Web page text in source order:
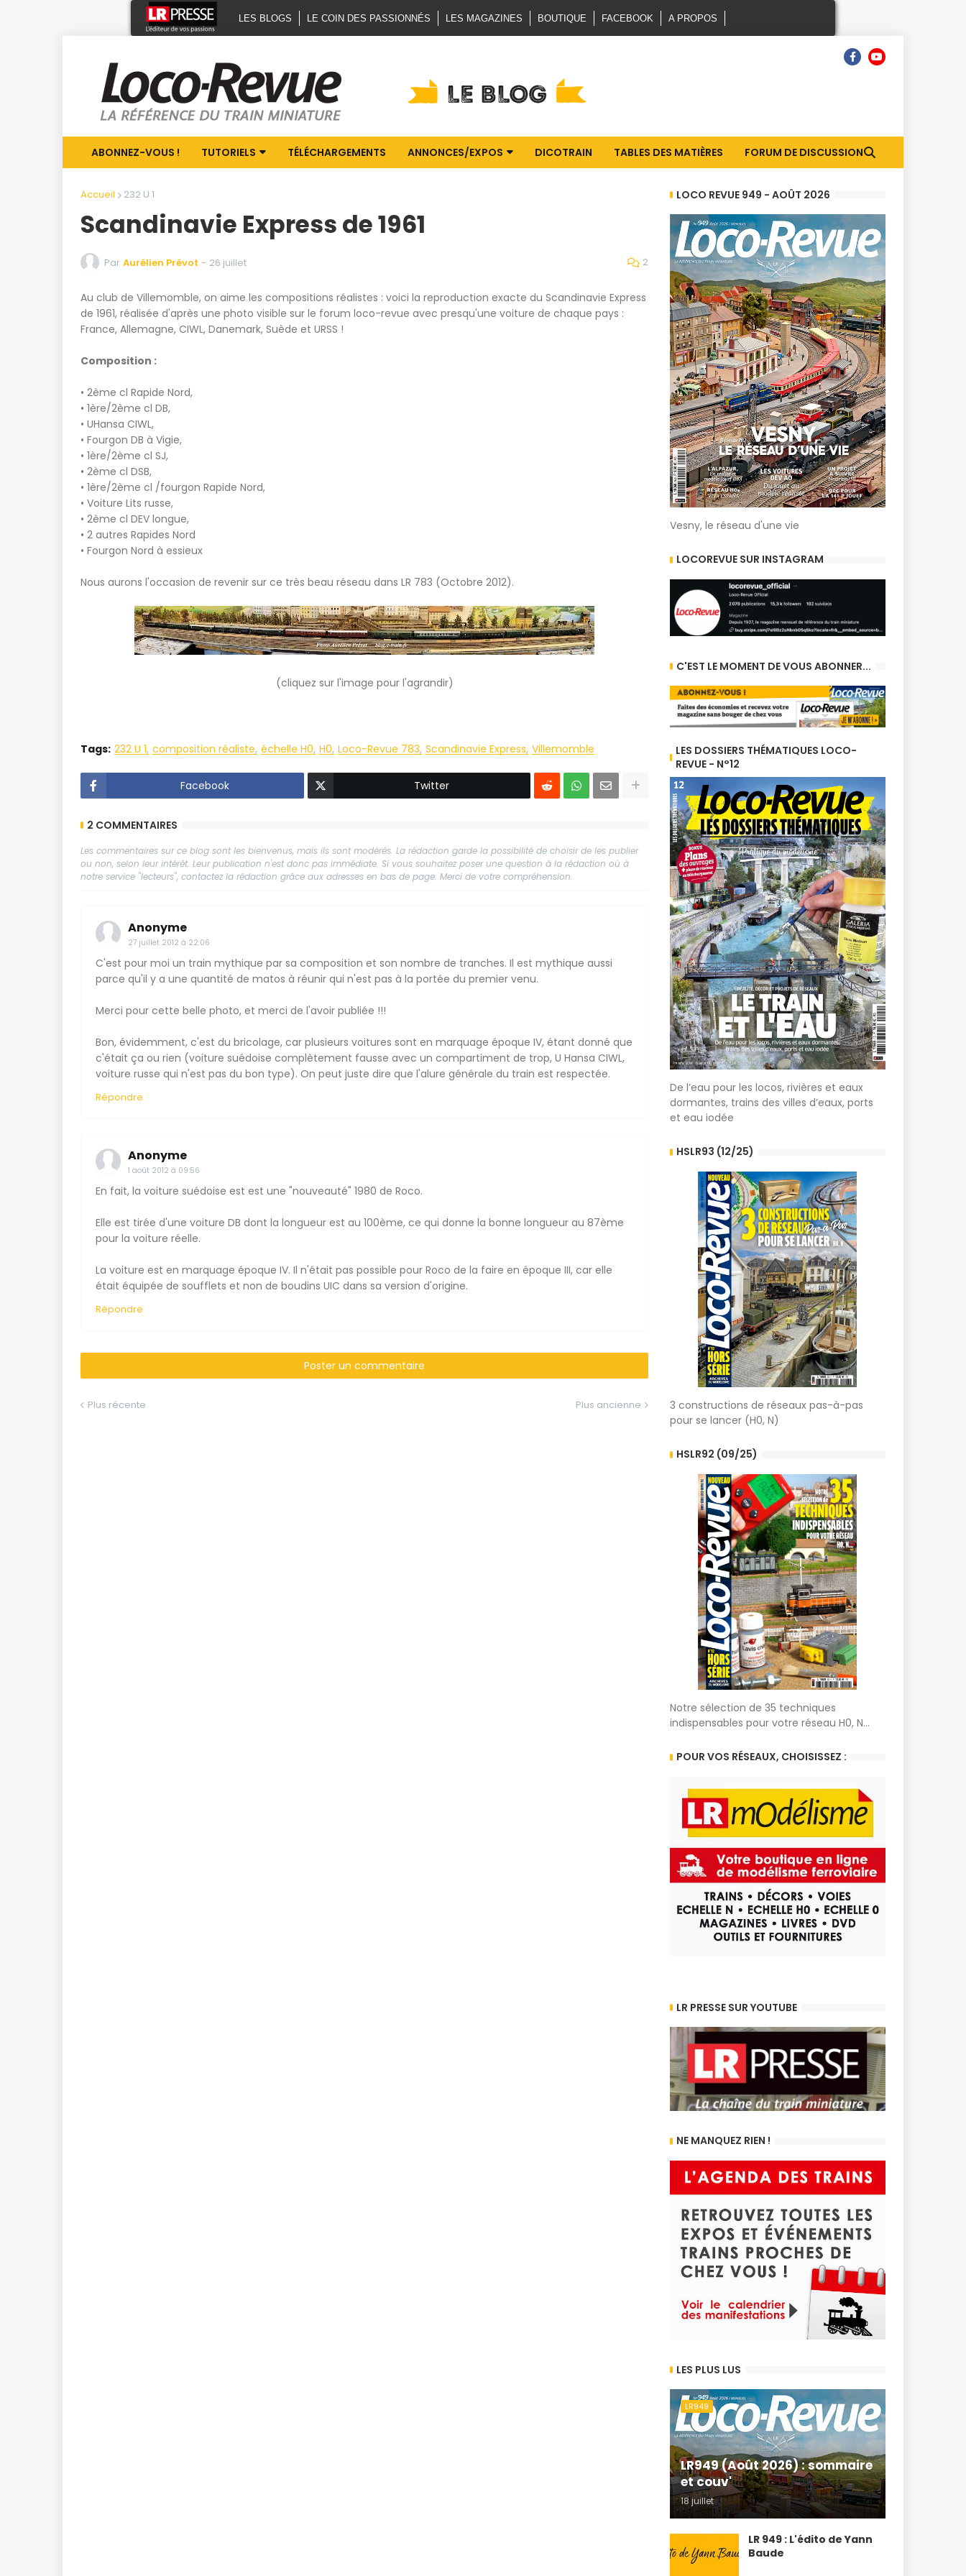
LES BLOGS LE COIN DES PASSIONNÉS LES MAGAZINES BOUTIQUE FACEBOOK A PROPOS
ABONNEZ-VOUS ! TUTORIELS TÉLÉCHARGEMENTS ANNONCES/EXPOS DICOTRAIN TABLES DES MATIÈRES FORUM DE DISCUSSION
Accueil 232 U 1
Scandinavie Express de 1961
Par Aurélien Prévot - 26 juillet 2
Au club de Villemomble, on aime les compositions réalistes : voici la reproduction exacte du Scandinavie Express
de 1961, réalisée d'après une photo visible sur le forum loco-revue avec presqu'une voiture de chaque pays :
France, Allemagne, CIWL, Danemark, Suède et URSS !
Composition :
• 2ème cl Rapide Nord,
• 1ère/2ème cl DB,
• UHansa CIWL,
• Fourgon DB à Vigie,
• 1ère/2ème cl SJ,
• 2ème cl DSB,
• 1ère/2ème cl /fourgon Rapide Nord,
• Voiture Lits russe,
• 2ème cl DEV longue,
• 2 autres Rapides Nord
• Fourgon Nord à essieux
Nous aurons l'occasion de revenir sur ce très beau réseau dans LR 783 (Octobre 2012).
(cliquez sur l'image pour l'agrandir)
Tags: 232 U 1 composition réaliste échelle H0 H0 Loco-Revue 783 Scandinavie Express Villemomble
Facebook Twitter
2 COMMENTAIRES
Les commentaires sur ce blog sont les bienvenus, mais ils sont modérés. La rédaction garde la possibilité de choisir de les publier
ou non, selon leur intérêt. Leur publication n'est donc pas immédiate. Si vous souhaitez poser une question à la rédaction où à
notre service "lecteurs", contactez la rédaction grâce aux adresses en bas de page. Merci de votre compréhension.
Anonyme
27 juillet 2012 à 22:06
C'est pour moi un train mythique par sa composition et son nombre de tranches. Il est mythique aussi
parce qu'il y a une quantité de matos à réunir qui n'est pas à la portée du premier venu.
Merci pour cette belle photo, et merci de l'avoir publiée !!!
Bon, évidemment, c'est du bricolage, car plusieurs voitures sont en marquage époque IV, étant donné que
c'était ça ou rien (voiture suédoise complètement fausse avec un compartiment de trop, U Hansa CIWL,
voiture russe qui n'est pas du bon type). On peut juste dire que l'alure générale du train est respectée.
Répondre
Anonyme
1 août 2012 à 09:56
En fait, la voiture suédoise est est une "nouveauté" 1980 de Roco.
Elle est tirée d'une voiture DB dont la longueur est au 100ème, ce qui donne la bonne longueur au 87ème
pour la voiture réelle.
La voiture est en marquage époque IV. Il n'était pas possible pour Roco de la faire en époque III, car elle
était équipée de soufflets et non de boudins UIC dans sa version d'origine.
Répondre
Poster un commentaire
Plus récente Plus ancienne
LOCO REVUE 949 - AOÛT 2026
Vesny, le réseau d'une vie
LOCOREVUE SUR INSTAGRAM
C'EST LE MOMENT DE VOUS ABONNER...
LES DOSSIERS THÉMATIQUES LOCO-
REVUE - N°12
De l’eau pour les locos, rivières et eaux
dormantes, trains des villes d’eaux, ports
et eau iodée
HSLR93 (12/25)
3 constructions de réseaux pas-à-pas
pour se lancer (H0, N)
HSLR92 (09/25)
Notre sélection de 35 techniques
indispensables pour votre réseau H0, N...
POUR VOS RÉSEAUX, CHOISISSEZ :
LR PRESSE SUR YOUTUBE
NE MANQUEZ RIEN !
LES PLUS LUS
LR949
LR949 (Août 2026) : sommaire
et couv'
18 juillet
LR 949 : L'édito de Yann
Baude